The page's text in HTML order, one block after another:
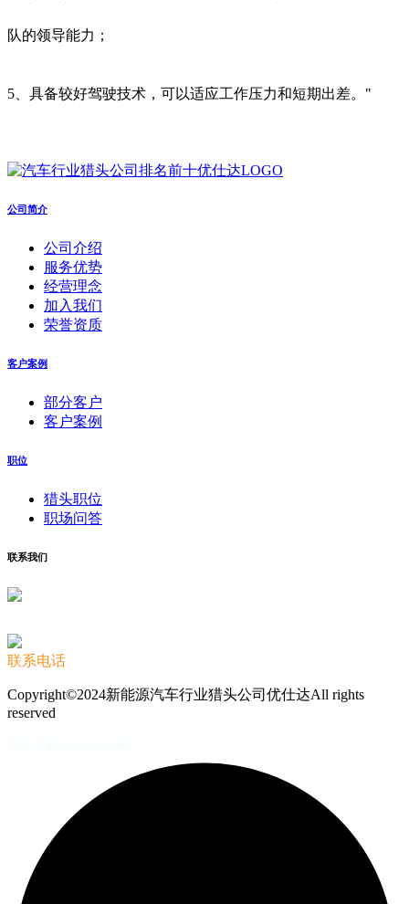
队的领导能力；
5、具备较好驾驶技术，可以适应工作压力和短期出差。"
公司简介
公司介绍
服务优势
经营理念
加入我们
荣誉资质
客户案例
部分客户
客户案例
职位
猎头职位
职场问答
联系我们
联系电话
Copyright©2024新能源汽车行业猎头公司优仕达All rights
reserved